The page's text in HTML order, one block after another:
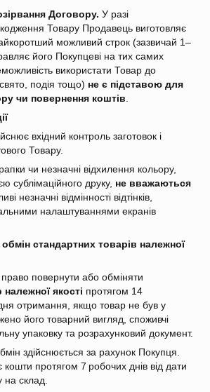
Договору. У разі
Товару Продавець виготовляє
можливий строк (зазвичай 1–
його Покупцеві на тих самих
використати Товар до
подія тощо) не є підставою для
чи повернення коштів
вхідний контроль заготовок і
Товару.
чи незначні відхилення кольору,
сублімаційного друку, не вважаються
незначні відмінності відтінків,
налаштуваннями екранів
стандартних товарів належної
повернути або обміняти
якості протягом 14
отримання, якщо товар не був у
його товарний вигляд, споживчі
упаковку та розрахунковий документ.
здійснюється за рахунок Покупця.
протягом 7 робочих днів від дати
склад.